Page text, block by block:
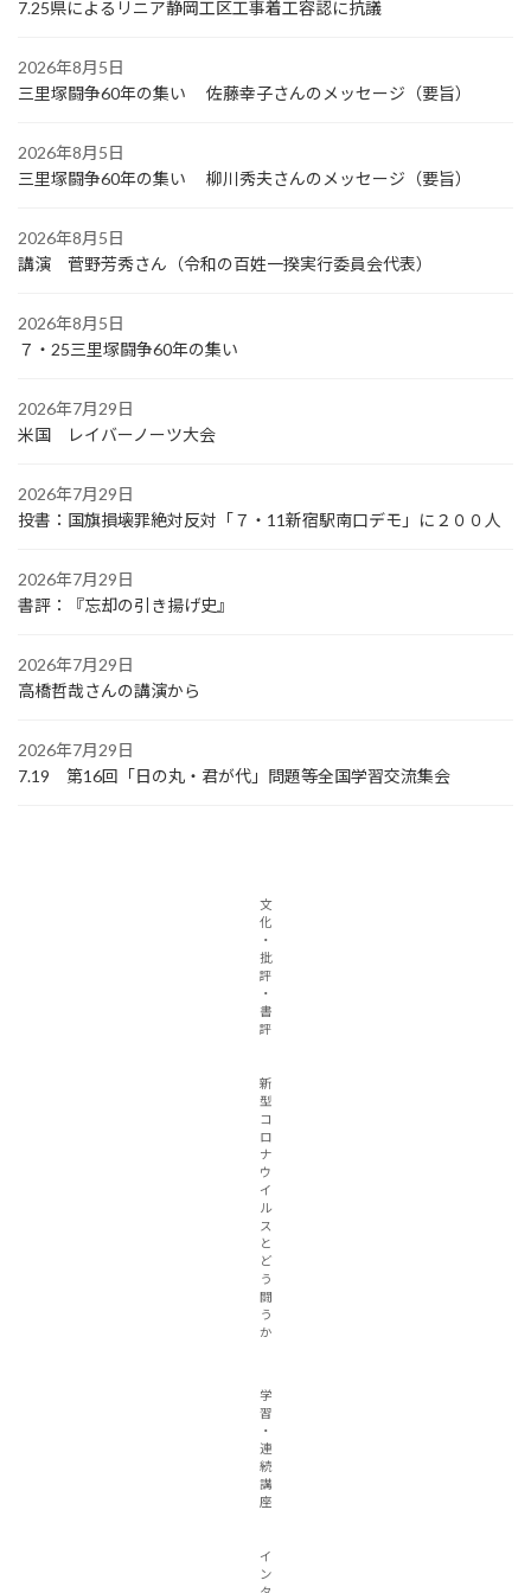
7.25県によるリニア静岡工区工事着工容認に抗議
2026年8月5日
三里塚闘争60年の集い 佐藤幸子さんのメッセージ（要旨）
2026年8月5日
三里塚闘争60年の集い 柳川秀夫さんのメッセージ（要旨）
2026年8月5日
講演 菅野芳秀さん（令和の百姓一揆実行委員会代表）
2026年8月5日
７・25三里塚闘争60年の集い
2026年7月29日
米国 レイバーノーツ大会
2026年7月29日
投書：国旗損壊罪絶対反対「７・11新宿駅南口デモ」に２００人
2026年7月29日
書評：『忘却の引き揚げ史』
2026年7月29日
高橋哲哉さんの講演から
2026年7月29日
7.19 第16回「日の丸・君が代」問題等全国学習交流集会
文
化
・
批
評
・
書
評
新
型
コ
ロ
ナ
ウ
イ
ル
ス
と
ど
う
闘
う
か
学
習
・
連
続
講
座
イ
ン